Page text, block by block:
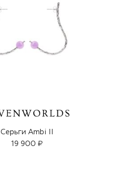
Серьги Ambi II
19 900 ₽